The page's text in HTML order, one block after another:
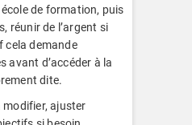
de formation, puis
réunir de l’argent si
cela demande
avant d’accéder à la
dite.
modifier, ajuster